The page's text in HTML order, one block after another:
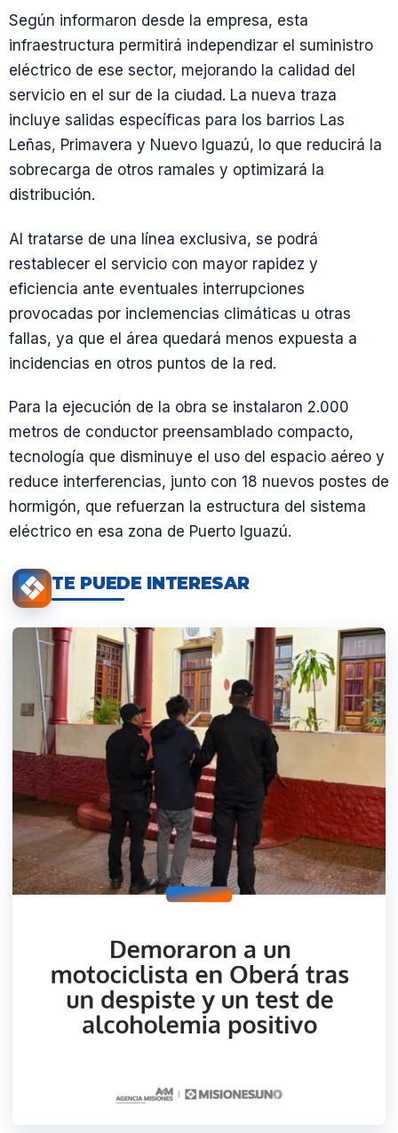
Según informaron desde la empresa, esta
infraestructura permitirá independizar el suministro
eléctrico de ese sector, mejorando la calidad del
servicio en el sur de la ciudad. La nueva traza
incluye salidas específicas para los barrios Las
Leñas, Primavera y Nuevo Iguazú, lo que reducirá la
sobrecarga de otros ramales y optimizará la
distribución.
Al tratarse de una línea exclusiva, se podrá
restablecer el servicio con mayor rapidez y
eficiencia ante eventuales interrupciones
provocadas por inclemencias climáticas u otras
fallas, ya que el área quedará menos expuesta a
incidencias en otros puntos de la red.
Para la ejecución de la obra se instalaron 2.000
metros de conductor preensamblado compacto,
tecnología que disminuye el uso del espacio aéreo y
reduce interferencias, junto con 18 nuevos postes de
hormigón, que refuerzan la estructura del sistema
eléctrico en esa zona de Puerto Iguazú.
TE PUEDE INTERESAR